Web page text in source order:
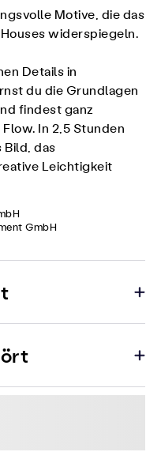
Motive, die das
widerspiegeln.
Details in
du die Grundlagen
findest ganz
In 2,5 Stunden
Bild, das
Leichtigkeit
GmbH